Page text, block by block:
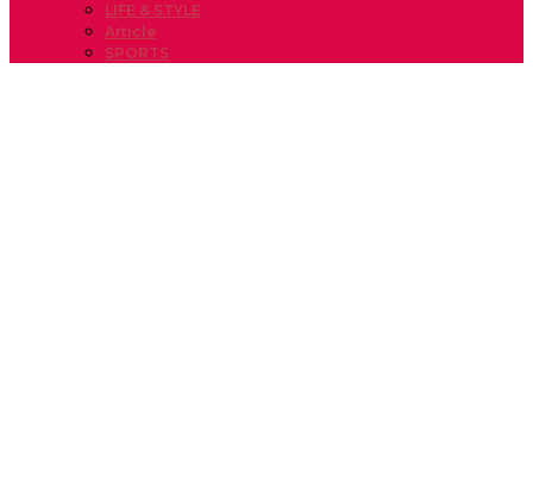
LIFE & STYLE
Article
SPORTS